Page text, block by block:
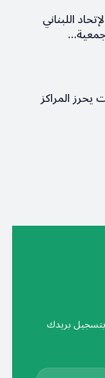
اللبناني
يحرز المراكز
بتسجيل بريدك